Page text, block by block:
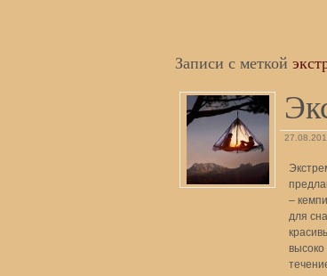
Записи с меткой
–
для